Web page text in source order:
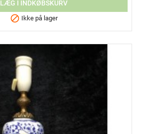
LÆG I INDKØBSKURV
 Ikke på lager